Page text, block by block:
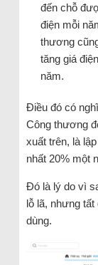
đến chỗ
điện mỗi
thương
tăng giá
năm.
Điều đó có
Công thương
xuất trên, là
nhất 20% một
Đó là lý do vì
lỗ lã, nhưng
dùng.